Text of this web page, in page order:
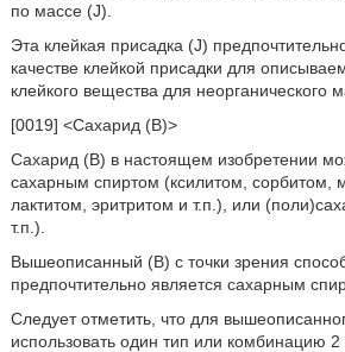
по массе (J).
Эта клейкая присадка (J)
качестве клейкой присадки для
клейкого вещества для неорганического
[0019] <Сахарид (B)>
Сахарид (B) в настоящем изобретении
сахарным спиртом (ксилитом, сорбитом,
лактитом, эритритом и т.п.), или
т.п.).
Вышеописанный (B) с точки зрения
предпочтительно является сахарным
Следует отметить, что для
использовать один тип или комбинацию